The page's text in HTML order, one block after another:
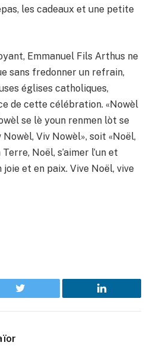
les cadeaux et une petite
Emmanuel Fils Arthus ne
sans fredonner un refrain,
églises catholiques,
de cette célébration. «Nowèl
se lè youn renmen lòt se
Nowèl, Viv Nowèl», soit «Noël,
Noël, s’aimer l’un et
et en paix. Vive Noël, vive
Twitter LinkedIn